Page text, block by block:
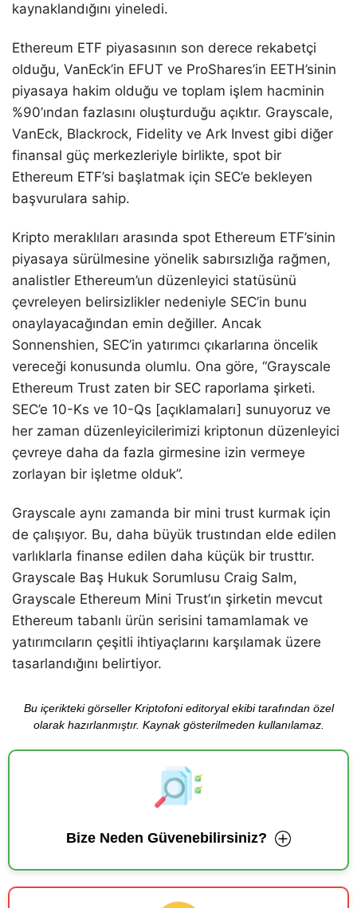
kaynaklandığını yineledi.
Ethereum ETF piyasasının son derece rekabetçi
olduğu, VanEck’in EFUT ve ProShares’in EETH’sinin
piyasaya hakim olduğu ve toplam işlem hacminin
%90’ından fazlasını oluşturduğu açıktır. Grayscale,
VanEck, Blackrock, Fidelity ve Ark Invest gibi diğer
finansal güç merkezleriyle birlikte, spot bir
Ethereum ETF’si başlatmak için SEC’e bekleyen
başvurulara sahip.
Kripto meraklıları arasında spot Ethereum ETF’sinin
piyasaya sürülmesine yönelik sabırsızlığa rağmen,
analistler Ethereum’un düzenleyici statüsünü
çevreleyen belirsizlikler nedeniyle SEC’in bunu
onaylayacağından emin değiller. Ancak
Sonnenshien, SEC’in yatırımcı çıkarlarına öncelik
vereceği konusunda olumlu. Ona göre, “Grayscale
Ethereum Trust zaten bir SEC raporlama şirketi.
SEC’e 10-Ks ve 10-Qs [açıklamaları] sunuyoruz ve
her zaman düzenleyicilerimizi kriptonun düzenleyici
çevreye daha da fazla girmesine izin vermeye
zorlayan bir işletme olduk”.
Grayscale aynı zamanda bir mini trust kurmak için
de çalışıyor. Bu, daha büyük trustından elde edilen
varlıklarla finanse edilen daha küçük bir trusttır.
Grayscale Baş Hukuk Sorumlusu Craig Salm,
Grayscale Ethereum Mini Trust’ın şirketin mevcut
Ethereum tabanlı ürün serisini tamamlamak ve
yatırımcıların çeşitli ihtiyaçlarını karşılamak üzere
tasarlandığını belirtiyor.
Bu içerikteki görseller Kriptofoni editoryal ekibi tarafından özel
olarak hazırlanmıştır. Kaynak gösterilmeden kullanılamaz.
Bize Neden Güvenebilirsiniz?